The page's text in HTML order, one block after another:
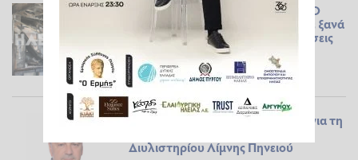
«Δεν θα με κυριεύσει ο φόβος»: Ο
περιπτεράς της Γαστούνης άνοιξε ξανά
το κατάστημά του μετά τις επιθέσεις
και τον εμπρησμό
ΕΠΊΚΑΙΡΑ 07.08.2026 13:03
Ανακοίνωση Δημάρχου Πηνειού για τη
Διυλιστηρίου Λίμνης Πηνειού